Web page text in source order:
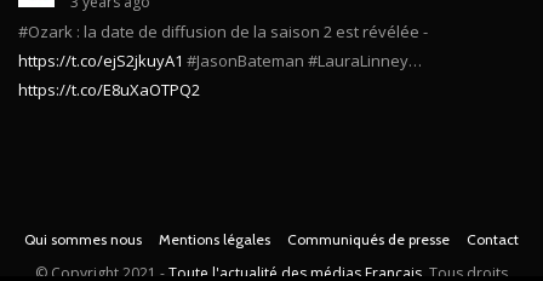
#Ozark : la date de diffusion de la saison 2 est révélée -
https://t.co/ejS2jkuyA1 #JasonBateman #LauraLinney…
https://t.co/E8uXaOTPQ2
Qui sommes nous Mentions légales Communiqués de presse Contact
© Copyright 2021 - Toute l'actualité des médias Français . Tous droits